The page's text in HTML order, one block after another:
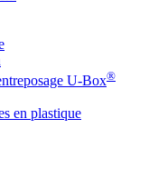
U-Box®
en plastique